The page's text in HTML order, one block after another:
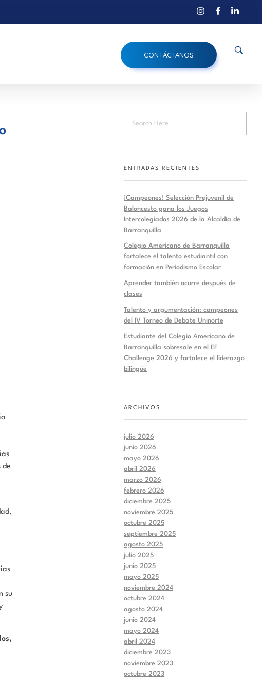
CONTÁCTANOS
de
su
ENTRADAS RECIENTES
¡Campeones! Selección Prejuvenil de
Baloncesto gana los Juegos
Intercolegiados 2026 de la Alcaldía de
Barranquilla
Colegio Americano de Barranquilla
fortalece el talento estudiantil con
formación en Periodismo Escolar
Aprender también ocurre después de
clases
Talento y argumentación: campeones
del IV Torneo de Debate Uninorte
Estudiante del Colegio Americano de
Barranquilla sobresale en el EF
Challenge 2026 y fortalece el liderazgo
bilingüe
ARCHIVOS
julio 2026
junio 2026
mayo 2026
abril 2026
marzo 2026
febrero 2026
diciembre 2025
noviembre 2025
octubre 2025
septiembre 2025
agosto 2025
julio 2025
junio 2025
mayo 2025
noviembre 2024
octubre 2024
agosto 2024
junio 2024
mayo 2024
abril 2024
diciembre 2023
noviembre 2023
octubre 2023